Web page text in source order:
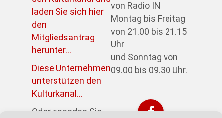
laden Sie sich hier
den
Mitgliedsantrag
herunter...
Diese Unternehmen
unterstützen den
Kulturkanal...
Oder spenden Sie
von Radio IN
Montag bis Freitag
von 21.00 bis 21.15
Uhr
und Sonntag von
09.00 bis 09.30 Uhr.